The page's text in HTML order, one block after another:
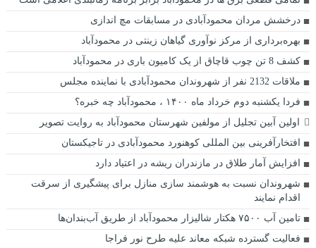
درخشش مردان محمودآبادی در مسابقات مچ اندازی
بهره‌برداری از مرکز نوآوری گیاهان زینتی در محمودآباد
کشف 8 تن چوب قاچاق از یک کامیون باری در محمودآباد
ملاقات 2132 نفر از شهروندان محمودآبادی با نماینده مجلس
فردا یکشنبه دوم خرداد ماه ۱۴۰۰ ، محمودآباد چه خبره؟
اولین آبین تجلیل از مولفین شهرستان محمودآباد به روایت تصویر
افتخارآفرینی بین المللی کوهنورد محمودآبادی در تاجیکستان
افزایش آمار طلاق در مازندران ریشه در اعتیاد دارد
شهروندان نسبت به هوشمند سازی منازل برای پیشگیری از سرقت
اقدام نمایند
تامین آب ۷۵۰۰ هکتار شالیزار محمودآباد از طریق آب‌بندان‌ها
فعاليت گسترده شبکه معاند عليه طرح نور فراجا